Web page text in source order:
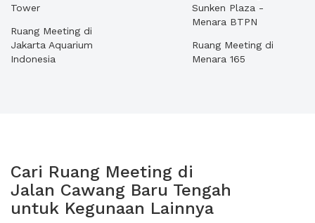
Tower
Ruang Meeting di
Jakarta Aquarium
Indonesia
Sunken Plaza -
Menara BTPN
Ruang Meeting di
Menara 165
Cari Ruang Meeting di
Jalan Cawang Baru Tengah
untuk Kegunaan Lainnya